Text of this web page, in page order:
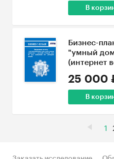
В
Бизнес-
"умный
(интернет
25 000
В
1